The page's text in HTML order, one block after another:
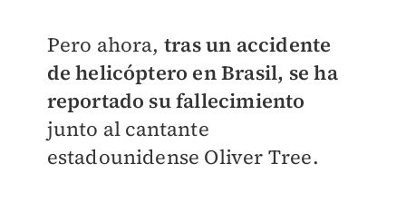
Pero ahora, tras un accidente
de helicóptero en Brasil, se ha
reportado su fallecimiento
junto al cantante
estadounidense Oliver Tree.